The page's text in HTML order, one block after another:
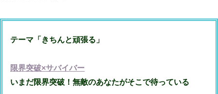
テーマ「きちんと頑張る」
限界突破×サバイバー
いまだ限界突破！無敵のあなたがそこで待っている